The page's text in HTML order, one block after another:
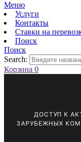
Меню
Услуги
Контакты
Ставки на
Поиск
Поиск
Search:
Корзина 0
ДОСТУП К
ЗАРУБЕЖНЫХ